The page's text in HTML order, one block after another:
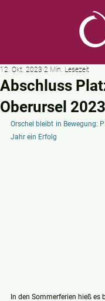
Abschluss
Oberursel 2023
12. Okt. 2023 2 Min. Lesezeit
Orschel bleibt in Bewegung:
Jahr ein Erfolg
In den Sommerferien hieß es